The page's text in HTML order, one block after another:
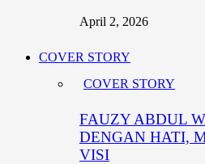
April 2, 2026
COVER STORY
COVER STORY
FAUZY ABDUL
DENGAN HATI,
VISI